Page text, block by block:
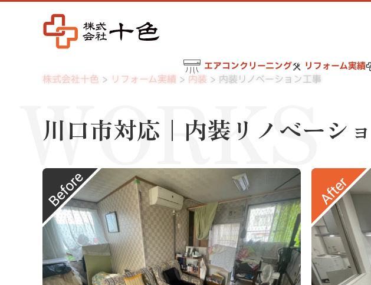
エアコンクリーニング リフォーム実績
株式会社十色 リフォーム実績 内装 内装リノベーション工事
川口市対応｜内装リノベーシ
WORKS